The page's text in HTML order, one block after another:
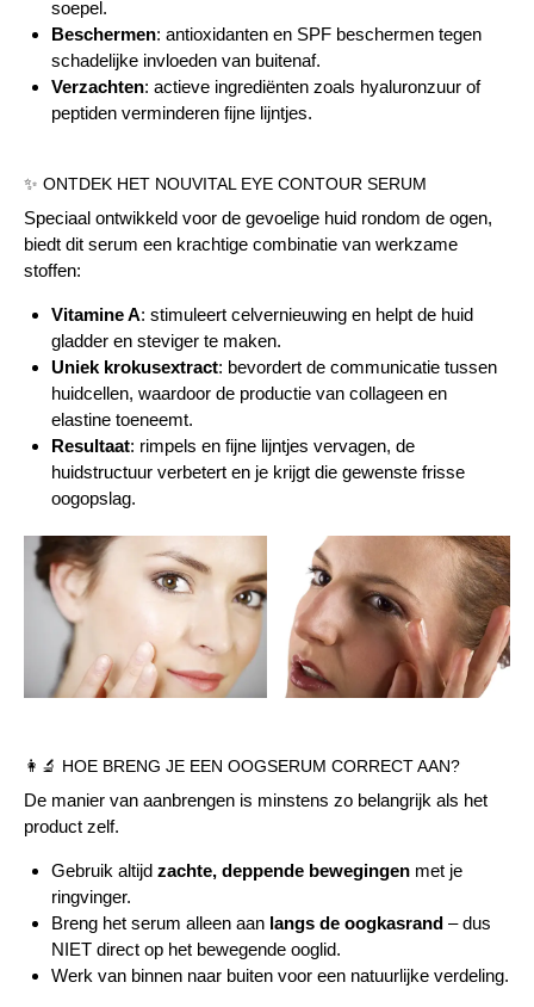
soepel.
Beschermen: antioxidanten en SPF beschermen tegen
schadelijke invloeden van buitenaf.
Verzachten: actieve ingrediënten zoals hyaluronzuur of
peptiden verminderen fijne lijntjes.
✨ ONTDEK HET NOUVITAL EYE CONTOUR SERUM
Speciaal ontwikkeld voor de gevoelige huid rondom de ogen,
biedt dit serum een krachtige combinatie van werkzame
stoffen:
Vitamine A: stimuleert celvernieuwing en helpt de huid
gladder en steviger te maken.
Uniek krokusextract: bevordert de communicatie tussen
huidcellen, waardoor de productie van collageen en
elastine toeneemt.
Resultaat: rimpels en fijne lijntjes vervagen, de
huidstructuur verbetert en je krijgt die gewenste frisse
oogopslag.
👩‍🔬 HOE BRENG JE EEN OOGSERUM CORRECT AAN?
De manier van aanbrengen is minstens zo belangrijk als het
product zelf.
Gebruik altijd zachte, deppende bewegingenmet je
ringvinger.
Breng het serum alleen aan langs de oogkasrand– dus
NIET direct op het bewegende ooglid.
Werk van binnen naar buiten voor een natuurlijke verdeling.